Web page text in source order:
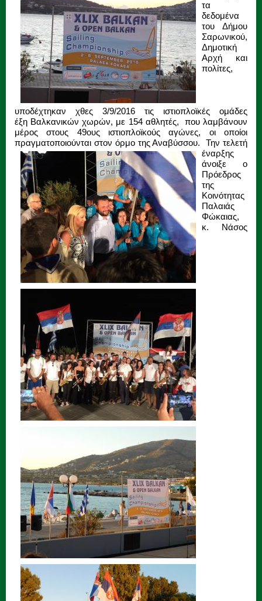
τα
δεδομένα
του Δήμου
Σαρωνικού,
Δημοτική
Αρχή και
πολίτες,
υποδέχτηκαν χθες 3/9/2016 τις ιστιοπλοϊκές ομάδες
έξη Βαλκανικών χωρών, με 154 αθλητές, που λαμβάνουν
μέρος στους 49ους ιστιοπλοϊκούς αγώνες, οι οποίοι
πραγματοποιούνται στον όρμο της Αναβύσσου.
Την τελετή
έναρξης
άνοιξε ο
Πρόεδρος
της
Κοινότητας
Παλαιάς
Φώκαιας,
κ. Νάσος